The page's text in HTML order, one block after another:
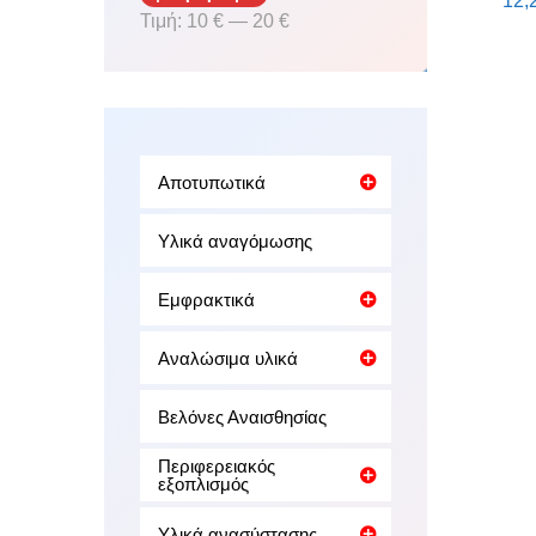
Ελάχιστη
Μέγιστη
Τιμή: 10 € — 20 €
Αποτυπωτικά
Υλικά αναγόμωσης
Εμφρακτικά
Αναλώσιμα υλικά
Βελόνες Αναισθησίας
Περιφερειακός
εξοπλισμός